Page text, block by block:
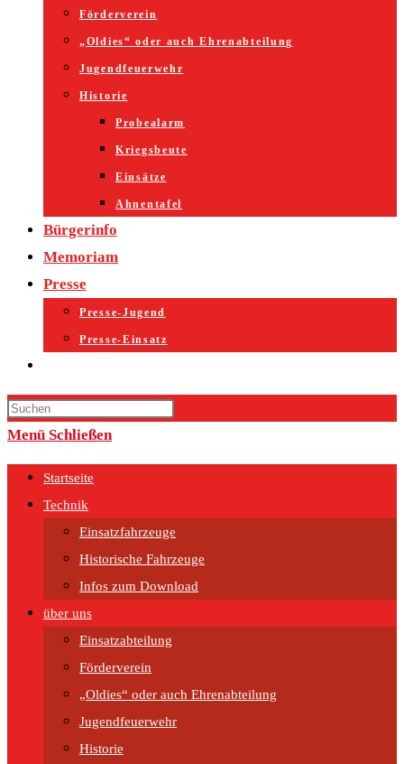
Förderverein
„Oldies“ oder auch Ehrenabteilung
Jugendfeuerwehr
Historie
Probealarm
Kriegsbeute
Einsätze
Ahnentafel
Bürgerinfo
Memoriam
Presse
Presse-Jugend
Presse-Einsatz
Suche
umschalten
Menü Schließen
Startseite
Technik
Einsatzfahrzeuge
Historische Fahrzeuge
Infos zum Download
über uns
Einsatzabteilung
Förderverein
„Oldies“ oder auch Ehrenabteilung
Jugendfeuerwehr
Historie